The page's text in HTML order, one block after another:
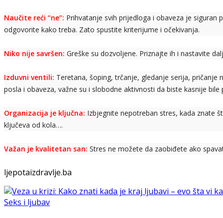
Naučite reći “ne”: Prihvatanje svih prijedloga i obaveza je
odgovorite kako treba. Zato spustite kriterijume i očekivanja.
Niko nije savršen: Greške su dozvoljene. Priznajte ih i nastavite
Izduvni ventili: Teretana, šoping, trčanje, gledanje serija,
posla i obaveza, važne su i slobodne aktivnosti da biste kasnije bile
Organizacija je ključna: Izbjegnite nepotreban stres, kada znate
ključeva od kola….
Važan je kvalitetan san: Stres ne možete da zaobiđete ako
ljepotaizdravlje.ba
Seks i ljubav